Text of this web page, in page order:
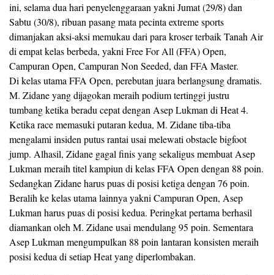
ini, selama dua hari penyelenggaraan yakni Jumat (29/8) dan
Sabtu (30/8), ribuan pasang mata pecinta extreme sports
dimanjakan aksi-aksi memukau dari para kroser terbaik Tanah Air
di empat kelas berbeda, yakni Free For All (FFA) Open,
Campuran Open, Campuran Non Seeded, dan FFA Master.
Di kelas utama FFA Open, perebutan juara berlangsung dramatis.
M. Zidane yang dijagokan meraih podium tertinggi justru
tumbang ketika beradu cepat dengan Asep Lukman di Heat 4.
Ketika race memasuki putaran kedua, M. Zidane tiba-tiba
mengalami insiden putus rantai usai melewati obstacle bigfoot
jump. Alhasil, Zidane gagal finis yang sekaligus membuat Asep
Lukman meraih titel kampiun di kelas FFA Open dengan 88 poin.
Sedangkan Zidane harus puas di posisi ketiga dengan 76 poin.
Beralih ke kelas utama lainnya yakni Campuran Open, Asep
Lukman harus puas di posisi kedua. Peringkat pertama berhasil
diamankan oleh M. Zidane usai mendulang 95 poin. Sementara
Asep Lukman mengumpulkan 88 poin lantaran konsisten meraih
posisi kedua di setiap Heat yang diperlombakan.